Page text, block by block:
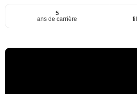
5
ans de carrière